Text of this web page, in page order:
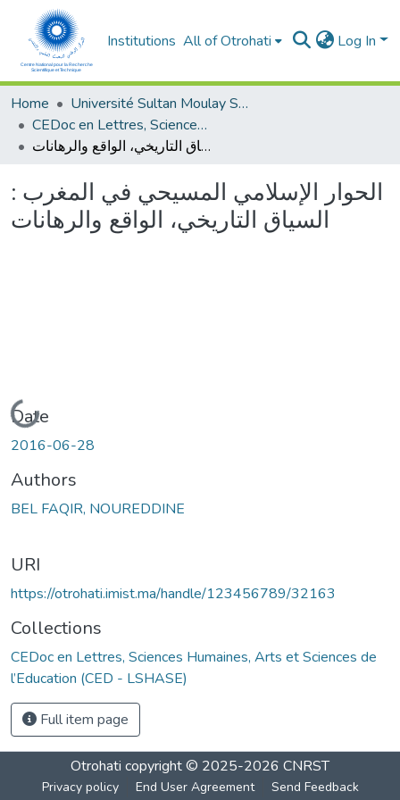
Institutions All of Otrohati Log In
Home
Université Sultan Moulay Slimane - Beni Mellal
CEDoc en Lettres, Sciences Humaines, Arts et Sciences de l’Education (CED - LSHASE)
الحوار الإسلامي المسيحي في المغرب : السياق التاريخي، الواقع والرهانات
الحوار الإسلامي المسيحي في المغرب :
السياق التاريخي، الواقع والرهانات
Loading...
Date
2016-06-28
Authors
BEL FAQIR, NOUREDDINE
URI
https://otrohati.imist.ma/handle/123456789/32163
Collections
CEDoc en Lettres, Sciences Humaines, Arts et Sciences de
l’Education (CED - LSHASE)
Full item page
Otrohati copyright © 2025-2026 CNRST
Privacy policy End User Agreement Send Feedback